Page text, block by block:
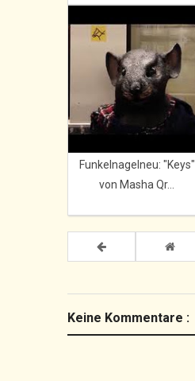
Funkelnagelneu: "Keys"
von Masha Qr...
Keine Kommentare :